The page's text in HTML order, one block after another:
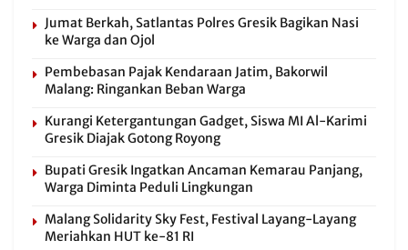
Jumat Berkah, Satlantas Polres Gresik Bagikan Nasi
ke Warga dan Ojol
Pembebasan Pajak Kendaraan Jatim, Bakorwil
Malang: Ringankan Beban Warga
Kurangi Ketergantungan Gadget, Siswa MI Al-Karimi
Gresik Diajak Gotong Royong
Bupati Gresik Ingatkan Ancaman Kemarau Panjang,
Warga Diminta Peduli Lingkungan
Malang Solidarity Sky Fest, Festival Layang-Layang
Meriahkan HUT ke-81 RI